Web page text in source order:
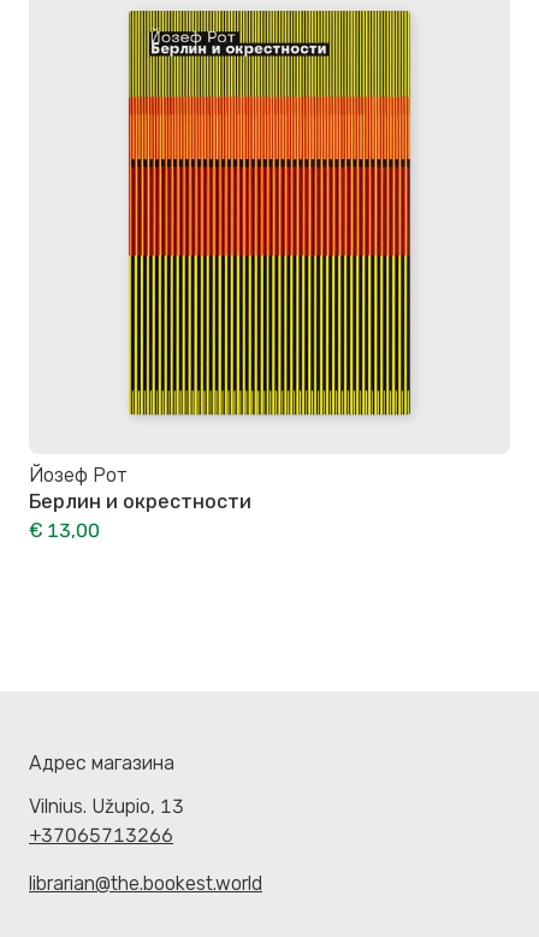
Йозеф Рот
Берлин и окрестности
€ 13,00
Адрес магазина
Vilnius. Užupio, 13
+37065713266
librarian@the.bookest.world